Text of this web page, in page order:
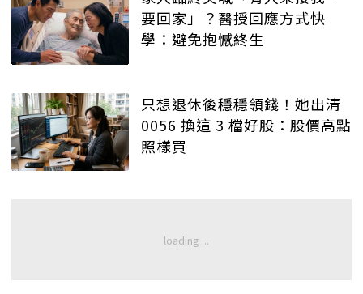
要回家」？醫授回應方式快
學：避免抱憾終生
只想退休後穩穩領錢！她出清
0056 換這 3 檔好股：股價高點
照樣買